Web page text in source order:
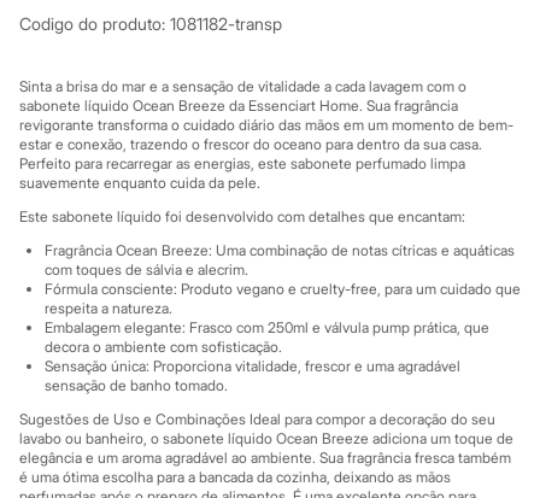
Rasteirinhas
Tênis
Marcas
City
Clock House
Mindset
Yessica
Moda esportiva
Acessórios
Blusas
Calçados
Leggings
Shorts e Bermudas
Tops
Moda íntima
Calcinhas
Cintas e Modeladores
Meias
Pijamas
Codigo do produto: 1081182-transp
Sinta a brisa do mar e a sensação de vitalidade a cada lavagem com o
sabonete líquido Ocean Breeze da Essenciart Home. Sua fragrância
revigorante transforma o cuidado diário das mãos em um momento de bem-
estar e conexão, trazendo o frescor do oceano para dentro da sua casa.
Perfeito para recarregar as energias, este sabonete perfumado limpa
suavemente enquanto cuida da pele.
Este sabonete líquido foi desenvolvido com detalhes que encantam:
Fragrância Ocean Breeze: Uma combinação de notas cítricas e aquáticas
com toques de sálvia e alecrim.
Fórmula consciente: Produto vegano e cruelty-free, para um cuidado que
respeita a natureza.
Embalagem elegante: Frasco com 250ml e válvula pump prática, que
decora o ambiente com sofisticação.
Sensação única: Proporciona vitalidade, frescor e uma agradável
sensação de banho tomado.
Sugestões de Uso e Combinações Ideal para compor a decoração do seu
lavabo ou banheiro, o sabonete líquido Ocean Breeze adiciona um toque de
elegância e um aroma agradável ao ambiente. Sua fragrância fresca também
é uma ótima escolha para a bancada da cozinha, deixando as mãos